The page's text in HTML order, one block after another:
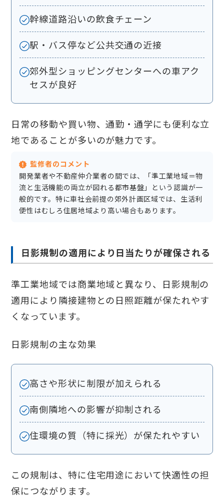
幹線道路沿いの飲食チェーン
駅・バス停など公共交通の近接
郊外型ショッピングセンターへの車アク
セスが良好
日常の移動や買い物、通勤・通学にも便利な立
地であることが多いのが魅力です。
監修者のコメント
開発業者や不動産仲介業者の間では、「準工業地域＝物
流と生活機能の両立が図れる都市基盤」という認識が一
般的です。特に車社会前提の郊外計画区域では、生活利
便性はむしろ住居地域より高い場合もあります。
日影規制の適用により日当たりが確保される
準工業地域では商業地域と異なり、日影規制の
適用により隣接建物との日照距離が保たれやす
くなっています。
日影規制の主な効果
高さや形状に制限が加えられる
南側隣地への影響が抑制される
住環境の質（特に採光）が保たれやすい
この規制は、特に住宅用途において快適性の担
保につながります。